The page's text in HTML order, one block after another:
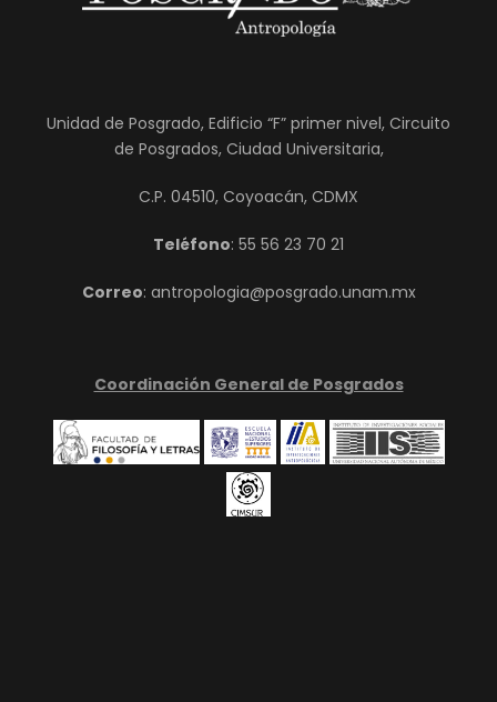
Unidad de Posgrado, Edificio “F” primer nivel, Circuito
de Posgrados, Ciudad Universitaria,
C.P. 04510, Coyoacán, CDMX
Teléfono: 55 56 23 70 21
Correo: antropologia@posgrado.unam.mx
Coordinación General de Posgrados